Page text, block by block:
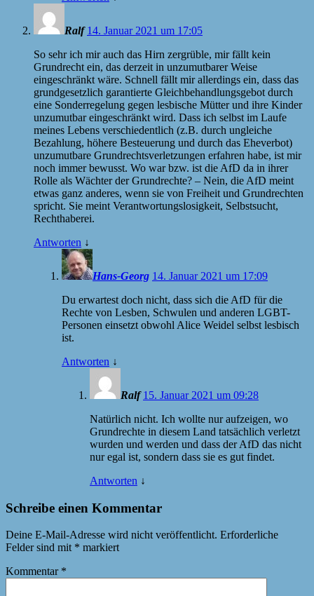
Ralf 14. Januar 2021 um 17:05
So sehr ich mir auch das Hirn zergrüble, mir fällt kein
Grundrecht ein, das derzeit in unzumutbarer Weise
eingeschränkt wäre. Schnell fällt mir allerdings ein, dass das
grundgesetzlich garantierte Gleichbehandlungsgebot durch
eine Sonderregelung gegen lesbische Mütter und ihre Kinder
unzumutbar eingeschränkt wird. Dass ich selbst im Laufe
meines Lebens verschiedentlich (z.B. durch ungleiche
Bezahlung, höhere Besteuerung und durch das Eheverbot)
unzumutbare Grundrechtsverletzungen erfahren habe, ist mir
noch immer bewusst. Wo war bzw. ist die AfD da in ihrer
Rolle als Wächter der Grundrechte? – Nein, die AfD meint
etwas ganz anderes, wenn sie von Freiheit und Grundrechten
spricht. Sie meint Verantwortungslosigkeit, Selbstsucht,
Rechthaberei.
Antworten ↓
Hans-Georg 14. Januar 2021 um 17:09
Du erwartest doch nicht, dass sich die AfD für die
Rechte von Lesben, Schwulen und anderen LGBT-
Personen einsetzt obwohl Alice Weidel selbst lesbisch
ist.
Antworten ↓
Ralf 15. Januar 2021 um 09:28
Natürlich nicht. Ich wollte nur aufzeigen, wo
Grundrechte in diesem Land tatsächlich verletzt
wurden und werden und dass der AfD das nicht
nur egal ist, sondern dass sie es gut findet.
Antworten ↓
Schreibe einen Kommentar
Deine E-Mail-Adresse wird nicht veröffentlicht. Erforderliche
Felder sind mit * markiert
Kommentar *